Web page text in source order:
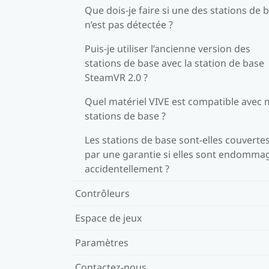
Que dois-je faire si une des stations de
n’est pas détectée ?
Puis-je utiliser l’ancienne version des
stations de base avec la station de base
SteamVR 2.0 ?
Quel matériel VIVE est compatible avec
stations de base ?
Les stations de base sont-elles couvertes
par une garantie si elles sont
accidentellement ?
Contrôleurs
Espace de jeux
Paramètres